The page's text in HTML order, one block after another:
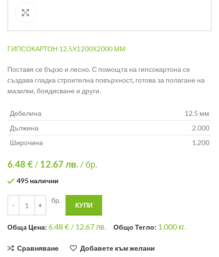
ГИПСОКАРТОН 12.5Х1200Х2000 ММ
Поставя се бързо и лесно. С помощта на гипсокартона се
създава гладка строителна повърхност, готова за полагане на
мазилки, боядисване и други.
Дебелина
12.5 мм
Дължина
2.000
Широчина
1.200
6.48 €/ 12.67 лв./ бр.
495 налични
бр.
КУПИ
Общa Цена: 6.48 € / 12.67 лв. Общо Тегло: 1.000кг.
Сравняване Добавете към желани